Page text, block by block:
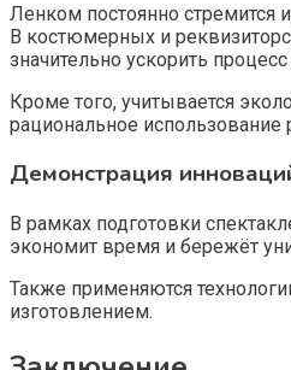
Ленком постоянно стремится
В костюмерных и
значительно ускорить
Кроме того, учитывается
рациональное использование
Демонстрация
В рамках подготовки
экономит время и бережёт
Также применяются
изготовлением.